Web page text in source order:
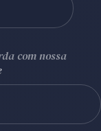
com nossa